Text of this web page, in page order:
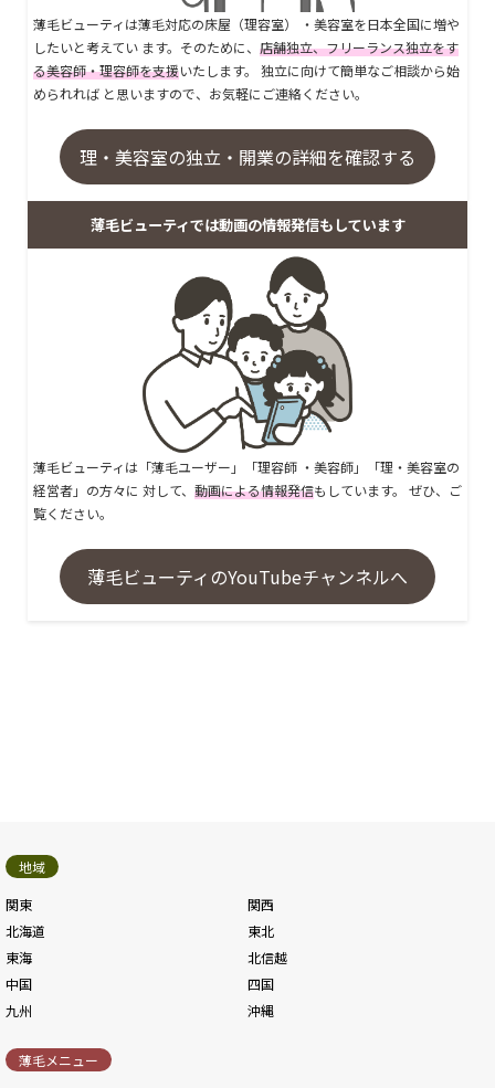
薄毛ビューティは薄毛対応の床屋（理容室） ・美容室を日本全国に増や
したいと考えてい ます。そのために、 店舗独立、フリーランス独立をす
る美容師・理容師を支援いたします。 独立に向けて簡単なご相談から始
められれば と思いますので、お気軽にご連絡ください。
理・美容室の独立・開業の詳細を確認する
薄毛ビューティでは動画の情報発信もしています
薄毛ビューティは「薄毛ユーザー」「理容師 ・美容師」「理・美容室の
経営者」の方々に 対して、 動画による情報発信もしています。 ぜひ、ご
覧ください。
薄毛ビューティのYouTubeチャンネルへ
地域
関東
関西
北海道
東北
東海
北信越
中国
四国
九州
沖縄
薄毛メニュー